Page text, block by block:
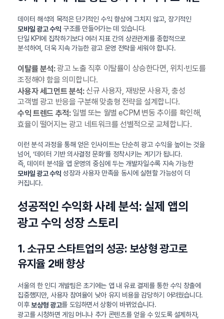
데이터 해석의 목적은 단기적인 수익 향상에 그치지 않고, 장기적인
모바일 광고 수익 구조를 만들어가는 데 있습니다.
단일 KPI에 집착하기보다 여러 지표 간의 상관관계를 종합적으로
분석하여, 더욱 지속 가능한 광고 운영 전략을 세워야 합니다.
이탈률 분석:광고 노출 직후 이탈률이 상승한다면, 위치·빈도를
조정해야 함을 의미합니다.
사용자 세그먼트 분석:신규 사용자, 재방문 사용자, 충성
고객별 광고 반응을 구분해 맞춤형 전략을 설계합니다.
수익 트렌드 추적:일별 또는 월별 eCPM 변동 추이를 확인해,
효율이 떨어지는 광고 네트워크를 선별적으로 교체합니다.
이런 분석 과정을 통해 얻은 인사이트는 단순히 광고 수익을 높이는 것을
넘어, ‘데이터 기반 의사결정 문화’를 정착시키는 계기가 됩니다.
즉, 데이터 분석을 앱 운영의 중심에 두는 개발자일수록 지속 가능한
모바일 광고 수익 성장과 사용자 만족을 동시에 실현할 가능성이 더
커집니다.
성공적인 수익화 사례 분석: 실제 앱의
광고 수익 성장 스토리
1. 소규모 스타트업의 성공: 보상형 광고로
유지율 2배 향상
서울의 한 인디 개발팀은 초기에는 앱 내 유료 결제를 통한 수익 창출에
집중했지만, 사용자 참여율이 낮아 유지 비용을 감당하기 어려웠습니다.
이후 보상형 광고를 도입하면서 상황이 바뀌었습니다.
광고를 시청하면 게임 머니나 추가 콘텐츠를 얻을 수 있도록 설계하자,